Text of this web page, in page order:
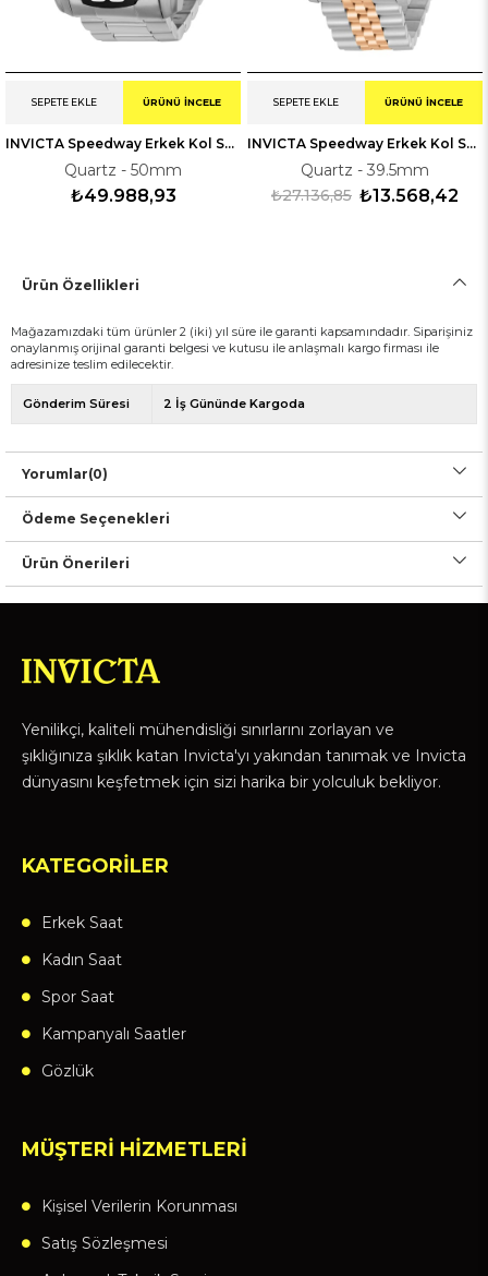
INVICTA Speedway Erkek Kol Saati 136686
Quartz - 50mm
₺49.988,93
SEPETE EKLE ÜRÜNÜ İNCELE
INVICTA Speedway Erkek Kol Saati 230993
Quartz - 39.5mm
₺13.568,42
₺27.136,85
SEPETE EKLE ÜRÜNÜ İNCELE
Ürün Özellikleri
Mağazamızdaki tüm ürünler 2 (iki) yıl süre ile garanti kapsamındadır. Siparişiniz
onaylanmış orijinal garanti belgesi ve kutusu ile anlaşmalı kargo firması ile
adresinize teslim edilecektir.
Gönderim Süresi 2 İş Gününde Kargoda
Yorumlar(0)
Ödeme Seçenekleri
Ürün Önerileri
Yenilikçi, kaliteli mühendisliği sınırlarını zorlayan ve
şıklığınıza şıklık katan Invicta'yı yakından tanımak ve Invicta
dünyasını keşfetmek için sizi harika bir yolculuk bekliyor.
KATEGORİLER
Erkek Saat
Kadın Saat
Spor Saat
Kampanyalı Saatler
Gözlük
MÜŞTERİ HİZMETLERİ
Kişisel Verilerin Korunması
Satış Sözleşmesi